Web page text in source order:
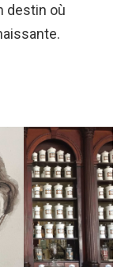
destin où